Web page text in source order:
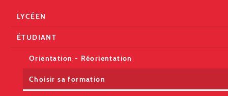
LYCÉEN
ÉTUDIANT
Orientation - Réorientation
Choisir sa formation